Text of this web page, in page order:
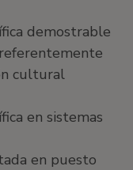
demostrable
cultural
en sistemas
en puesto